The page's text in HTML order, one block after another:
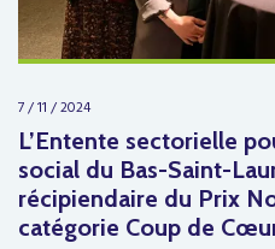
7 / 11 / 2024
L’Entente sectorielle
social du Bas-Saint-
récipiendaire du Prix
catégorie Coup de